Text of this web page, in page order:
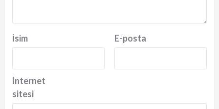
İsim E-posta
İnternet
sitesi